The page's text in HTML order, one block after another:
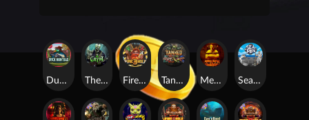
Seamen
Duck Hunters Fire in the Hole 3 Mental
The Crypt Tanked